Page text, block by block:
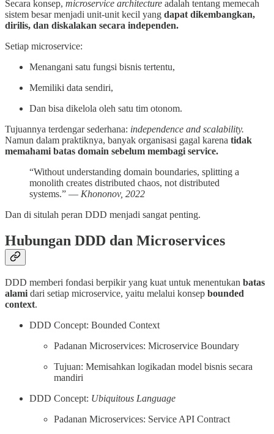
Secara konsep, microservice architecture adalah tentang memecah
sistem besar menjadi unit-unit kecil yang dapat dikembangkan,
dirilis, dan diskalakan secara independen.
Setiap microservice:
Menangani satu fungsi bisnis tertentu,
Memiliki data sendiri,
Dan bisa dikelola oleh satu tim otonom.
Tujuannya terdengar sederhana: independence and scalability.
Namun dalam praktiknya, banyak organisasi gagal karena tidak
memahami batas domain sebelum membagi service.
“Without understanding domain boundaries, splitting a
monolith creates distributed chaos, not distributed
systems.” — Khononov, 2022
Dan di situlah peran DDD menjadi sangat penting.
Hubungan DDD dan Microservices
DDD memberi fondasi berpikir yang kuat untuk menentukan batas
alamidari setiap microservice, yaitu melalui konsep bounded
context.
DDD Concept: Bounded Context
Padanan Microservices: Microservice Boundary
Tujuan: Memisahkan logikadan model bisnis secara
mandiri
DDD Concept: Ubiquitous Language
Padanan Microservices: Service API Contract